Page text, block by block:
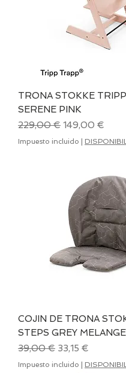
TRONA STOKKE
SERENE PINK
Precio
229,00 € Precio de
149,00 €
Impuesto incluido
COJIN DE TRONA
STEPS GREY MELANGE
Precio
39,00 € Precio de oferta
33,15 €
Impuesto incluido